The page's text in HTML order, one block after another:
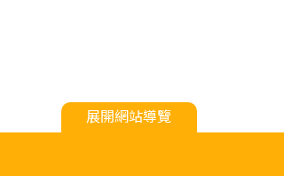
展開網站導覽